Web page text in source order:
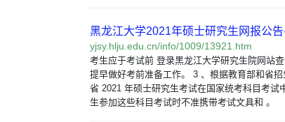
黑龙江大学2021年硕士研究生网报公
yjsy.hlju.edu.cn/info/1009/13921.htm
考生应于考试前 登录黑龙江大学研究生院网站查
提早做好考前准备工作。 3 、根据教育部和省
省 2021 年硕士研究生考试在国家统考科目考试
生参加这些科目考试时不准携带考试文具和 。